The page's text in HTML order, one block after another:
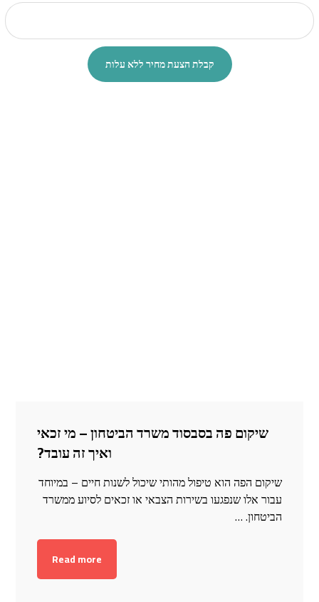
שיקום פה בסבסוד משרד הביטחון – מי זכאי
ואיך זה עובד?
שיקום הפה הוא טיפול מהותי שיכול לשנות חיים – במיוחד
עבור אלו שנפגעו בשירות הצבאי או זכאים לסיוע ממשרד
הביטחון. …
Read more